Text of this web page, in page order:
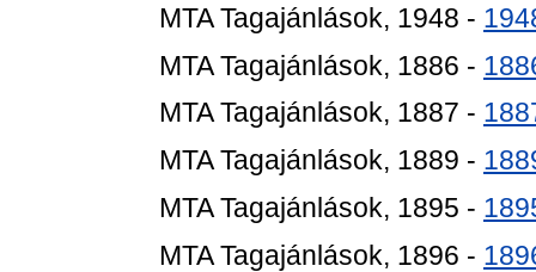
MTA Tagajánlások, 1948 -
MTA Tagajánlások, 1886 -
MTA Tagajánlások, 1887 -
MTA Tagajánlások, 1889 -
MTA Tagajánlások, 1895 -
MTA Tagajánlások, 1896 -